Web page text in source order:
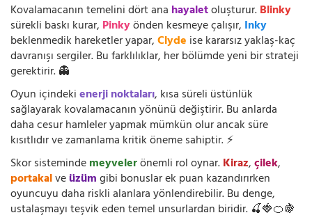
Kovalamacanın temelini dört ana hayaletoluşturur.Blinky
sürekli baskı kurar, Pinkyönden kesmeye çalışır, Inky
beklenmedik hareketler yapar,Clyde ise kararsız yaklaş-kaç
davranışı sergiler. Bu farklılıklar, her bölümde yeni bir strateji
gerektirir. 👻
Oyun içindekienerji noktaları, kısa süreli üstünlük
sağlayarak kovalamacanın yönünü değiştirir. Bu anlarda
daha cesur hamleler yapmak mümkün olur ancak süre
kısıtlıdır ve zamanlama kritik öneme sahiptir. ⚡
Skor sistemindemeyvelerönemli rol oynar.Kiraz,çilek,
portakalveüzümgibi bonuslar ek puan kazandırırken
oyuncuyu daha riskli alanlara yönlendirebilir. Bu denge,
ustalaşmayı teşvik eden temel unsurlardan biridir. 🍒🍓🍊🍇